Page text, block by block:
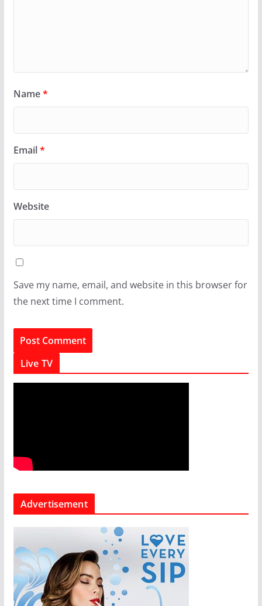
Name*
Email*
Website
Save my name, email, and website in this browser for
the next time I comment.
Live TV
Advertisement